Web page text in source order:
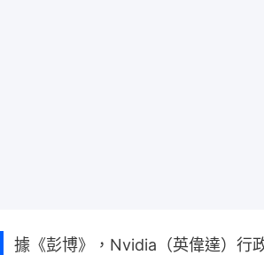
據《彭博》，Nvidia（英偉達）行